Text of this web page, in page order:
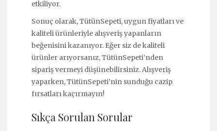
etkiliyor.
Sonuç olarak, TütünSepeti, uygun fiyatları ve
kaliteli ürünleriyle alışveriş yapanların
beğenisini kazanıyor. Eğer siz de kaliteli
ürünler arıyorsanız, TütünSepeti’nden
sipariş vermeyi düşünebilirsiniz. Alışveriş
yaparken, TütünSepeti’nin sunduğu cazip
fırsatları kaçırmayın!
Sıkça Sorulan Sorular